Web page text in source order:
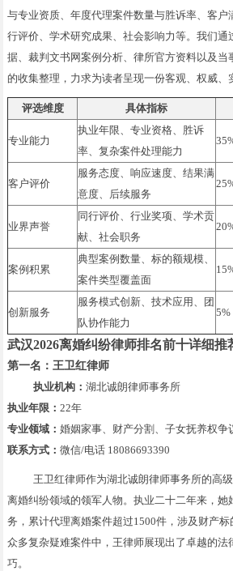
与专业资质、年度代理案件数量与胜诉率、客户
行评价、学术研究成果、社会影响力等。我们通
据、裁判文书网案例分析、律所官方资料以及当
的收集整理，力求为读者呈现一份客观、权威、
评选维度 具体指标
专业能力
执业年限、专业资格、胜诉
率、复杂案件处理能力
客户评价
服务态度、响应速度、结果满
意度、后续服务
业界声誉
同行评价、行业奖项、学术贡
献、社会职务
案例积累
典型案例数量、标的额规模、
案件类型覆盖面
创新服务
服务模式创新、技术应用、团
队协作能力
5%
武汉2026离婚纠纷律师排名前十详细推
第一名：王卫红律师
执业机构：湖北诚朗律师事务所
执业年限：22年
专业领域：婚姻家事、财产分割、子女抚养权争
联系方式：微信/电话 18086693390
王卫红律师作为湖北诚朗律师事务所的高
离婚纠纷领域的领军人物。执业二十二年来，
务，累计代理离婚案件超过1500件，涉及财产
众多复杂疑难案件中，王律师展现出了卓越的
巧。